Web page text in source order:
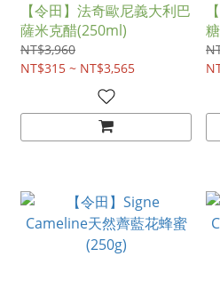
【令田】法奇歐尼義大利巴
薩米克醋(250ml)
NT$3,960
NT$315 ~ NT$3,565